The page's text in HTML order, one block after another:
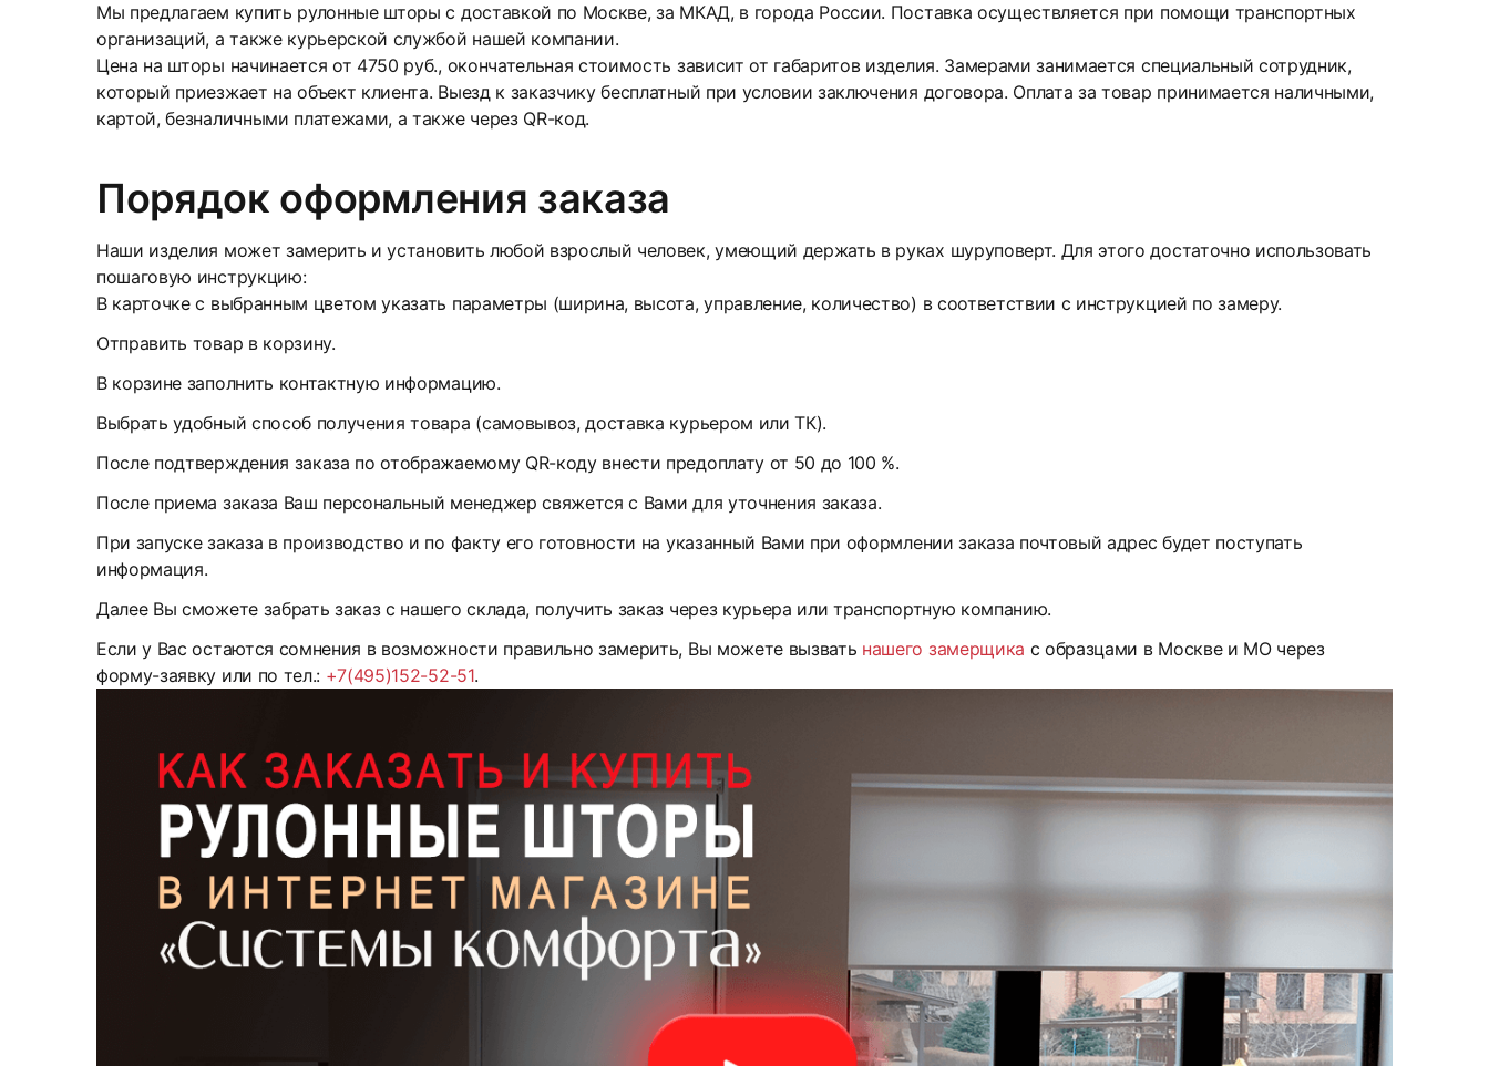
Мы предлагаем купить рулонные шторы с доставкой по Москве, за МКАД, в города России. Поставка осуществляется при помощи транспортных
организаций, а также курьерской службой нашей компании.
Цена на шторы начинается от 4750 руб., окончательная стоимость зависит от габаритов изделия. Замерами занимается специальный сотрудник,
который приезжает на объект клиента. Выезд к заказчику бесплатный при условии заключения договора. Оплата за товар принимается наличными,
картой, безналичными платежами, а также через QR-код.
Порядок оформления заказа
Наши изделия может замерить и установить любой взрослый человек, умеющий держать в руках шуруповерт. Для этого достаточно использовать
пошаговую инструкцию:
В карточке с выбранным цветом указать параметры (ширина, высота, управление, количество) в соответствии с инструкцией по замеру.
Отправить товар в корзину.
В корзине заполнить контактную информацию.
Выбрать удобный способ получения товара (самовывоз, доставка курьером или ТК).
После подтверждения заказа по отображаемому QR-коду внести предоплату от 50 до 100 %.
После приема заказа Ваш персональный менеджер свяжется с Вами для уточнения заказа.
При запуске заказа в производство и по факту его готовности на указанный Вами при оформлении заказа почтовый адрес будет поступать
информация.
Далее Вы сможете забрать заказ с нашего склада, получить заказ через курьера или транспортную компанию.
Если у Вас остаются сомнения в возможности правильно замерить, Вы можете вызвать нашего замерщика с образцами в Москве и МО через
форму-заявку или по тел.: +7(495)152-52-51.